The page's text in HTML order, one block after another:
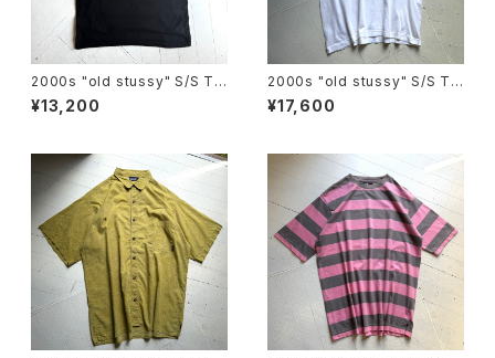
2000s "old stussy" S/S T-
shirt
¥13,200
2000s "old stussy" S/S T-
shirt
¥17,600